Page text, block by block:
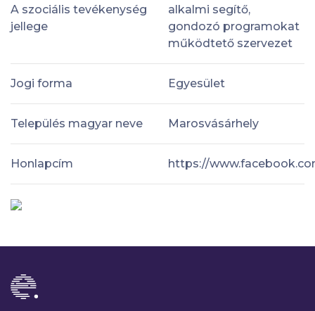
A szociális tevékenység
jellege
alkalmi segítő,
gondozó programokat
működtető szervezet
Jogi forma Egyesület
Település magyar neve Marosvásárhely
Honlapcím https://